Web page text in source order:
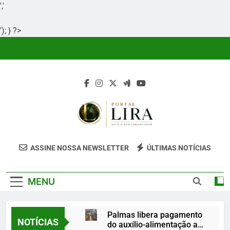
','
'); } ?>
Portal Lira
Portal Lira É Um Site Informativo
Clareza, Responsabilidade E Uma Boa
ASSINE NOSSA NEWSLETTER ÚLTIMAS NOTÍCIAS
MENU
NOTÍCIAS
Palmas libera pagamento
do auxílio-alimentação a